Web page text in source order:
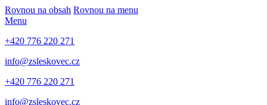
Rovnou na obsah Rovnou na menu
Menu
+420 776 220 271
info@zsleskovec.cz
+420 776 220 271
info@zsleskovec.cz